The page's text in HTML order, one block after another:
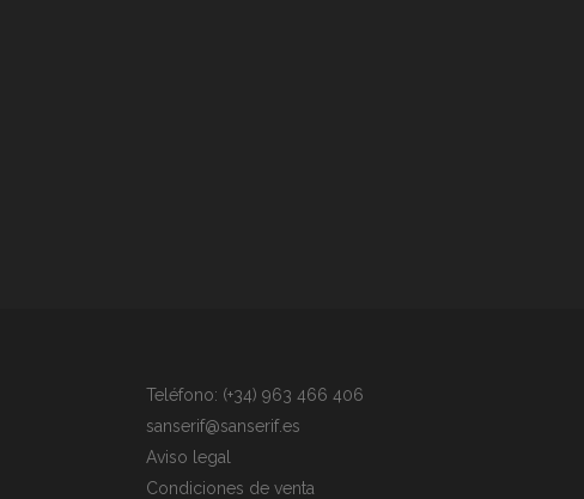
Teléfono: (+34) 963 466 406
sanserif@sanserif.es
Aviso legal
Condiciones de venta